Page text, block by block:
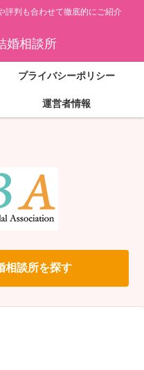
評判も合わせて徹底的にご紹介
プライバシーポリシー
運営者情報
相談所を探す